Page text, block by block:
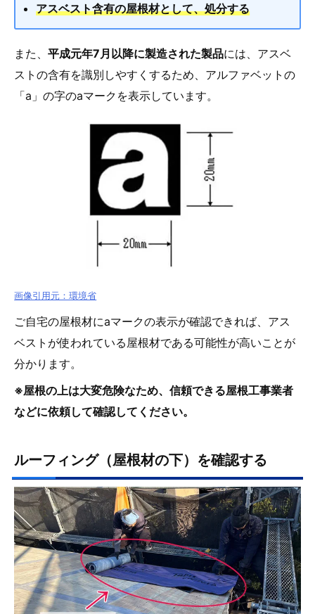
アスベスト含有の屋根材として、処分する
また、平成元年7月以降に製造された製品には、アスベ
ストの含有を識別しやすくするため、アルファベットの
「a」の字のaマークを表示しています。
画像引用元：環境省
ご自宅の屋根材にaマークの表示が確認できれば、アス
ベストが使われている屋根材である可能性が高いことが
分かります。
※屋根の上は大変危険なため、信頼できる屋根工事業者
などに依頼して確認してください。
ルーフィング（屋根材の下）を確認する